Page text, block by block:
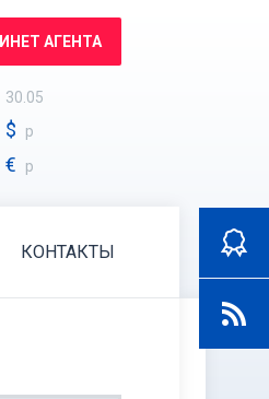
АГЕНТА
30.05
$ р
€ р
КОНТАКТЫ